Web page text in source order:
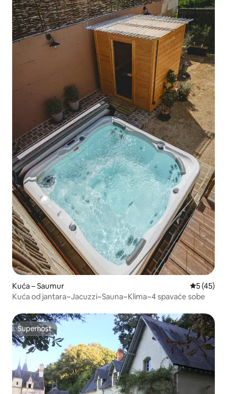
Kuća – Saumur Prosječna
5 (45)
Kuća od jantara~Jacuzzi~Sauna~Klima~4 spavaće sobe
Superhost
Superhost